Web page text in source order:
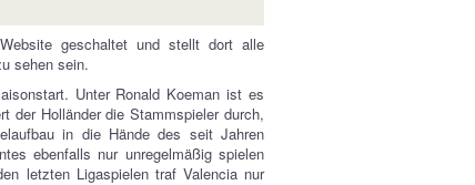
geschaltet und stellt dort alle
sehen sein.
Unter Ronald Koeman ist es
der Holländer die Stammspieler durch,
in die Hände des seit Jahren
ebenfalls nur unregelmäßig spielen
letzten Ligaspielen traf Valencia nur